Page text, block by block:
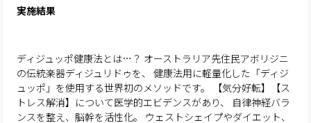
実施結果
ディジュッポ健康法とは…？ オーストラリア先住民アボリジニ
の伝統楽器ディジュリドゥを、
健康法用に軽量化した「ディジ
ュッポ」を使用する世界初のメソッドです。
【気分好転】【ス
トレス解消】について医学的エビデンスがあり、
自律神経バラ
ンスを整え、脳幹を活性化。
ウェストシェイプやダイエット、